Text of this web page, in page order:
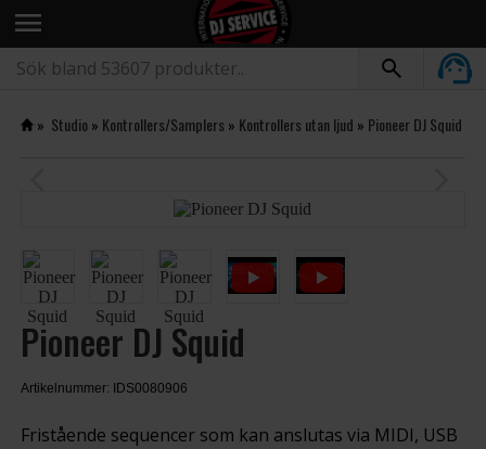
menu
» Studio» Kontrollers/Samplers » Kontrollers utan ljud » Pioneer DJ Squid
Pioneer DJ Squid
Artikelnummer: IDS0080906
Fristående sequencer som kan anslutas via MIDI, USB